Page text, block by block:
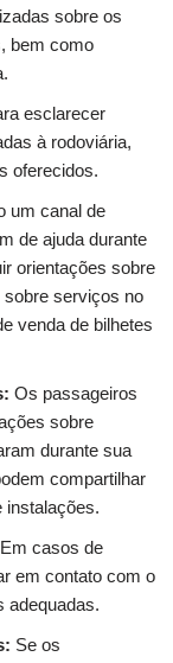
sobre os
bem como
esclarecer
à rodoviária,
oferecidos.
um canal de
de ajuda durante
orientações sobre
serviços no
venda de bilhetes
Os passageiros
sobre
durante sua
compartilhar
instalações.
Em casos de
em contato com o
adequadas.
Se os